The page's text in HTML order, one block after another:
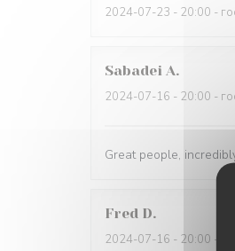
2024-07-23 - 20:00 -
Sabadei A
2024-07-16 - 20:00 -
Great people,
Fred D
2024-07-16 - 20:00 -